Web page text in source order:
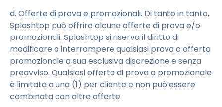
d. Offerte di prova e promozionali. Di tanto in tanto,
Splashtop può offrire alcune offerte di prova e/o
promozionali. Splashtop si riserva il diritto di
modificare o interrompere qualsiasi prova o offerta
promozionale a sua esclusiva discrezione e senza
preavviso. Qualsiasi offerta di prova o promozionale
è limitata a una (1) per cliente e non può essere
combinata con altre offerte.